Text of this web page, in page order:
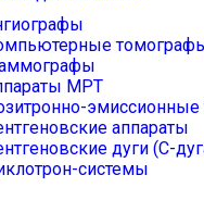
МРТ
аппараты
дуги (С-
системы